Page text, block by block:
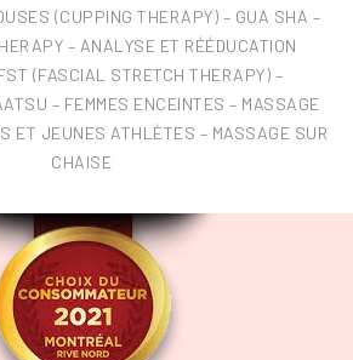
(CUPPING THERAPY) – GUA SHA –
– ANALYSE ET RÉÉDUCATION
(FASCIAL STRETCH THERAPY) –
– FEMMES ENCEINTES – MASSAGE
ET JEUNES ATHLÈTES – MASSAGE SUR
CHAISE